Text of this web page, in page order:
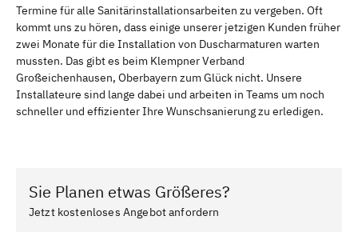
Termine für alle Sanitärinstallationsarbeiten zu vergeben. Oft
kommt uns zu hören, dass einige unserer jetzigen Kunden früher
zwei Monate für die Installation von Duscharmaturen warten
mussten. Das gibt es beim Klempner Verband
Großeichenhausen, Oberbayern zum Glück nicht. Unsere
Installateure sind lange dabei und arbeiten in Teams um noch
schneller und effizienter Ihre Wunschsanierung zu erledigen.
Sie Planen etwas Größeres?
Jetzt kostenloses Angebot anfordern